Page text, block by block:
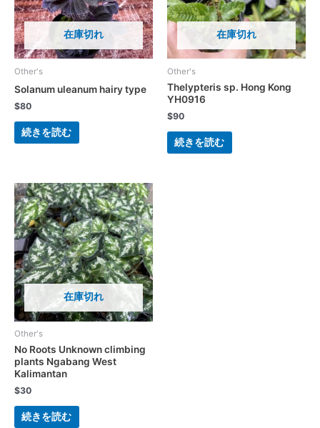
在庫切れ
Other's
Solanum uleanum hairy type
$80
続きを読む
在庫切れ
Other's
Thelypteris sp. Hong Kong
YH0916
$90
続きを読む
在庫切れ
Other's
No Roots Unknown climbing
plants Ngabang West
Kalimantan
$30
続きを読む